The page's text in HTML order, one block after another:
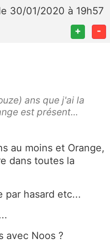
30/01/2020 à 19h57
+ -
ans que j'ai la
est présent...
au moins et Orange,
dans toutes la
par hasard etc...
avec Noos ?